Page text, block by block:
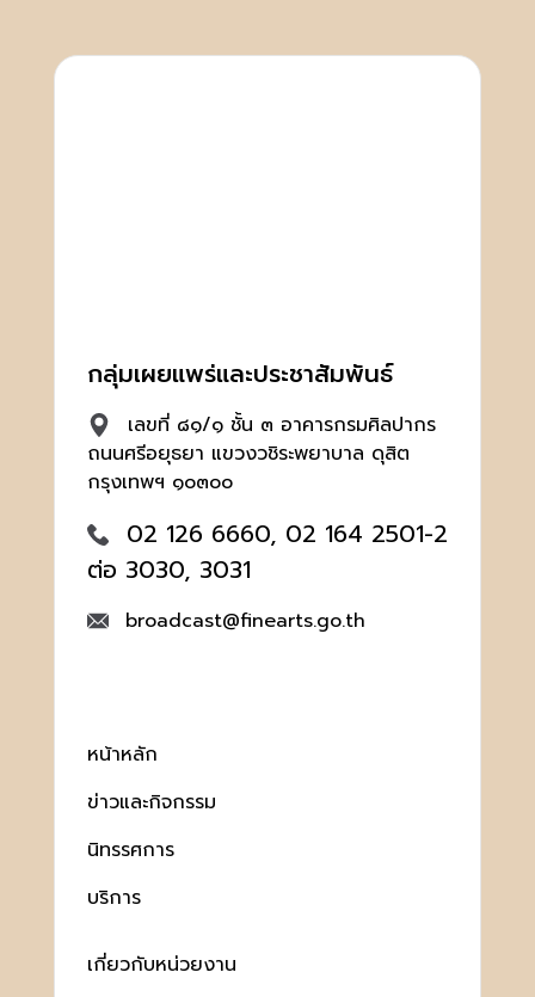
กลุ่มเผยแพร่และประชาสัมพันธ์
เลขที่ ๘๑/๑ ชั้น ๓ อาคารกรมศิลปากร
ถนนศรีอยุธยา แขวงวชิระพยาบาล ดุสิต
กรุงเทพฯ ๑๐๓๐๐
02 126 6660, 02 164 2501-2
ต่อ 3030, 3031
broadcast@finearts.go.th
หน้าหลัก
ข่าวและกิจกรรม
นิทรรศการ
บริการ
เกี่ยวกับหน่วยงาน